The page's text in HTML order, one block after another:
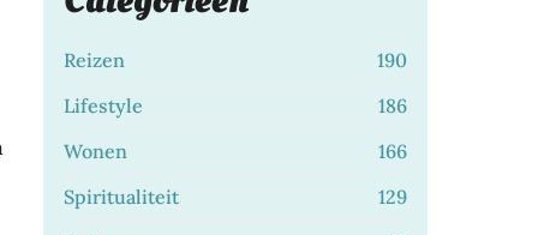
Reizen
190
Lifestyle
186
Wonen
166
Spiritualiteit
129